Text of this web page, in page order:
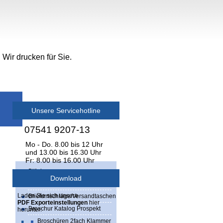
Wir drucken für Sie.
Unsere Servicehotline
07541 9207-13
Mo - Do. 8.00 bis 12 Uhr
und 13.00 bis 16.30 Uhr
Fr: 8.00 bis 16.00 Uhr
Download
Laden Sie sich unsere
PDF Exporteinstellungenhier
herunter:
Blöcke
Briefumschläge/Versandtaschen
Broschur Katalog Prospekt
Broschüren 2fach Klammer